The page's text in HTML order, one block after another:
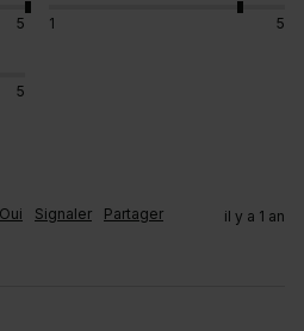
5 1
5
5
Oui Signaler Partager il y a 1 an